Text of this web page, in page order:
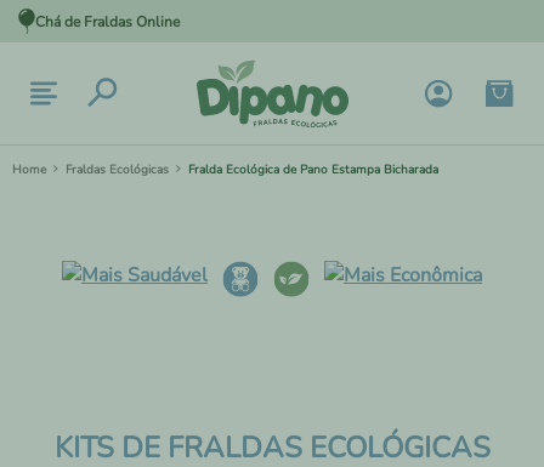
Chá de Fraldas Online
Fraldas Ecológicas Fralda Ecológica de Pano Estampa Bicharada
KITS DE FRALDAS ECOLÓGICAS